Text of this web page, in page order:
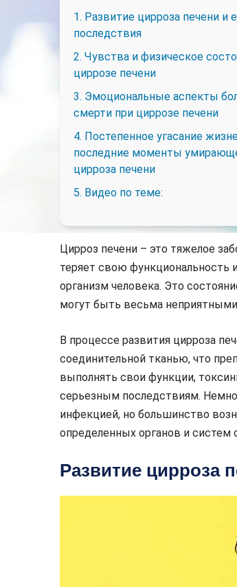
1. Развитие цирроза печени и
последствия
2. Чувства и физическое
циррозе печени
3. Эмоциональные аспекты
смерти при циррозе печени
4. Постепенное угасание
последние моменты
цирроза печени
5. Видео по теме:
Цирроз печени – это тяжелое
теряет свою функциональность
организм человека. Это
могут быть весьма
В процессе развития цирроза
соединительной тканью, что
выполнять свои функции,
серьезным последствиям.
инфекцией, но большинство
определенных органов и систем
Развитие цирроза